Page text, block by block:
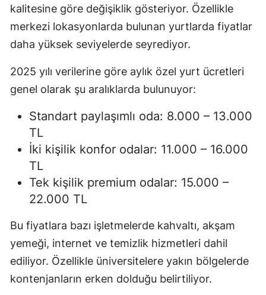
kalitesine göre değişiklik gösteriyor. Özellikle
merkezi lokasyonlarda bulunan yurtlarda fiyatlar
daha yüksek seviyelerde seyrediyor.
2025 yılı verilerine göre aylık özel yurt ücretleri
genel olarak şu aralıklarda bulunuyor:
Standart paylaşımlı oda: 8.000 – 13.000
TL
İki kişilik konfor odalar: 11.000 – 16.000
TL
Tek kişilik premium odalar: 15.000 –
22.000 TL
Bu fiyatlara bazı işletmelerde kahvaltı, akşam
yemeği, internet ve temizlik hizmetleri dahil
ediliyor. Özellikle üniversitelere yakın bölgelerde
kontenjanların erken dolduğu belirtiliyor.